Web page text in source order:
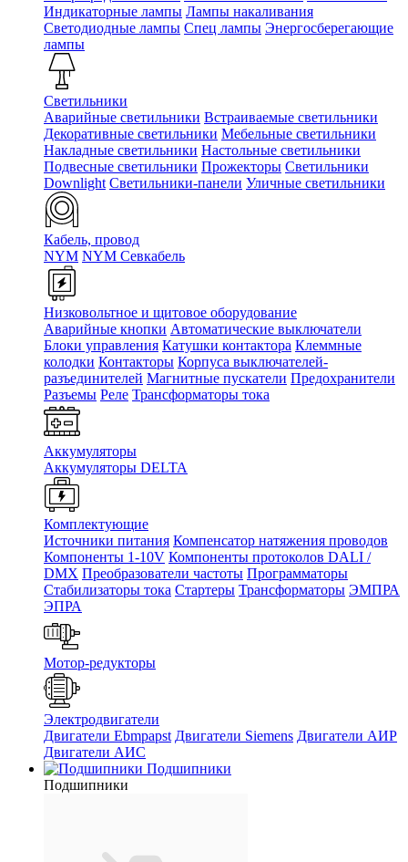
Индикаторные лампы Лампы накаливания
Светодиодные лампы Спец лампы Энергосберегающие
лампы
Светильники
Аварийные светильники Встраиваемые светильники
Декоративные светильники Мебельные светильники
Накладные светильники Настольные светильники
Подвесные светильники Прожекторы Светильники
Downlight Светильники-панели Уличные светильники
Кабель, провод
NYM NYM Севкабель
Низковольтное и щитовое оборудование
Аварийные кнопки Автоматические выключатели
Блоки управления Катушки контактора Клеммные
колодки Контакторы Корпуса выключателей-
разъединителей Магнитные пускатели Предохранители
Разъемы Реле Трансформаторы тока
Аккумуляторы
Аккумуляторы DELTA
Комплектующие
Источники питания Компенсатор натяжения проводов
Компоненты 1-10V Компоненты протоколов DALI /
DMX Преобразователи частоты Программаторы
Стабилизаторы тока Стартеры Трансформаторы ЭМПРА
ЭПРА
Мотор-редукторы
Электродвигатели
Двигатели Ebmpapst Двигатели Siemens Двигатели АИР
Двигатели АИС
Подшипники
Подшипники